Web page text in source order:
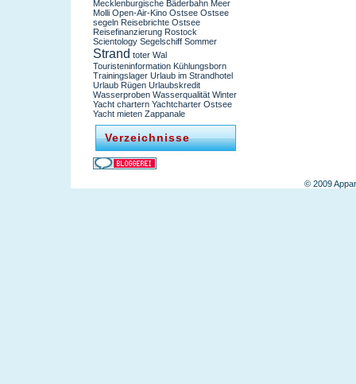
Mecklenburgische Bäderbahn Meer
Molli Open-Air-Kino Ostsee Ostsee
segeln Reisebrichte Ostsee
Reisefinanzierung Rostock
Scientology Segelschiff Sommer
Strand toter Wal
Touristeninformation Kühlungsborn
Trainingslager Urlaub im Strandhotel
Urlaub Rügen Urlaubskredit
Wasserproben Wasserqualität Winter
Yacht chartern Yachtcharter Ostsee
Yacht mieten Zappanale
Verzeichnisse
© 2009